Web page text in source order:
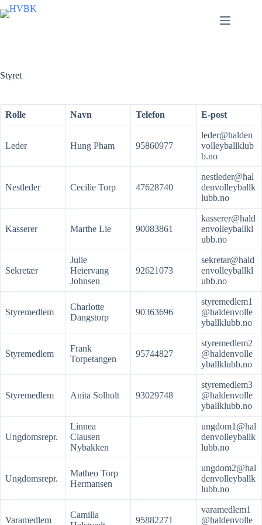
Skip
to
Styret
Rolle Navn Telefon E-post
Leder Hung Pham 95860977
leder@halden
volleyballklub
b.no
Nestleder Cecilie Torp 47628740
nestleder@hal
denvolleyballk
lubb.no
Kasserer Marthe Lie 90083861
kasserer@hald
envolleyballkl
ubb.no
Sekretær
Julie
Heiervang
Johnsen
92621073
sekretar@hald
envolleyballkl
ubb.no
Styremedlem
Charlotte
Dangstorp
90363696
styremedlem1
@haldenvolle
yballklubb.no
Styremedlem
Frank
Torpetangen
95744827
styremedlem2
@haldenvolle
yballklubb.no
Styremedlem Anita Solholt 93029748
styremedlem3
@haldenvolle
yballklubb.no
Ungdomsrepr.
Linnea
Clausen
Nybakken
ungdom1@hal
denvolleyballk
lubb.no
Ungdomsrepr.
Matheo Torp
Hermansen
ungdom2@hal
denvolleyballk
lubb.no
Varamedlem
Camilla
95882271
varamedlem1
@haldenvolle